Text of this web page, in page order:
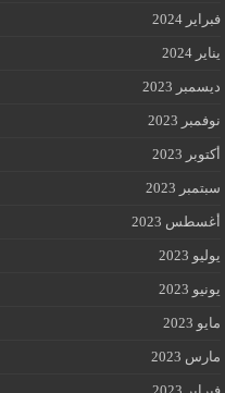
فبراير 2024
يناير 2024
ديسمبر 2023
نوفمبر 2023
أكتوبر 2023
سبتمبر 2023
أغسطس 2023
يوليو 2023
يونيو 2023
مايو 2023
مارس 2023